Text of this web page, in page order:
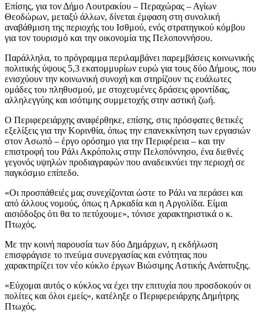
Επίσης, για τον Δήμο Λουτρακίου – Περαχώρας – Αγίων
Θεοδώρων, μεταξύ άλλων, δίνεται έμφαση στη συνολική
αναβάθμιση της περιοχής του Ισθμού, ενός στρατηγικού κόμβου
για τον τουρισμό και την οικονομία της Πελοποννήσου.
Παράλληλα, το πρόγραμμα περιλαμβάνει παρεμβάσεις κοινωνικής
πολιτικής ύψους 5,3 εκατομμυρίων ευρώ για τους δύο Δήμους, που
ενισχύουν την κοινωνική συνοχή και στηρίζουν τις ευάλωτες
ομάδες του πληθυσμού, με στοχευμένες δράσεις φροντίδας,
αλληλεγγύης και ισότιμης συμμετοχής στην αστική ζωή.
Ο Περιφερειάρχης αναφέρθηκε, επίσης, στις πρόσφατες θετικές
εξελίξεις για την Κορινθία, όπως την επανεκκίνηση των εργασιών
στον Ασωπό – έργο ορόσημο για την Περιφέρεια – και την
επιστροφή του Ράλι Ακρόπολις στην Πελοπόννησο, ένα διεθνές
γεγονός υψηλών προδιαγραφών που αναδεικνύει την περιοχή σε
παγκόσμιο επίπεδο.
«Οι προσπάθειές μας συνεχίζονται ώστε το Ράλι να περάσει και
από άλλους νομούς, όπως η Αρκαδία και η Αργολίδα. Είμαι
αισιόδοξος ότι θα το πετύχουμε», τόνισε χαρακτηριστικά ο κ.
Πτωχός.
Με την κοινή παρουσία των δύο Δημάρχων, η εκδήλωση
επισφράγισε το πνεύμα συνεργασίας και ενότητας που
χαρακτηρίζει τον νέο κύκλο έργων Βιώσιμης Αστικής Ανάπτυξης.
«Εύχομαι αυτός ο κύκλος να έχει την επιτυχία που προσδοκούν οι
πολίτες και όλοι εμείς», κατέληξε ο Περιφερειάρχης Δημήτρης
Πτωχός.